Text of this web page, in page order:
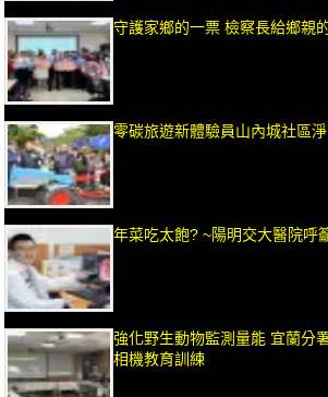
守護家鄉的一票 檢察長給鄉親
零碳旅遊新體驗員山內城社區
年菜吃太飽? ~陽明交大醫院呼
強化野生動物監測量能 宜蘭分
相機教育訓練